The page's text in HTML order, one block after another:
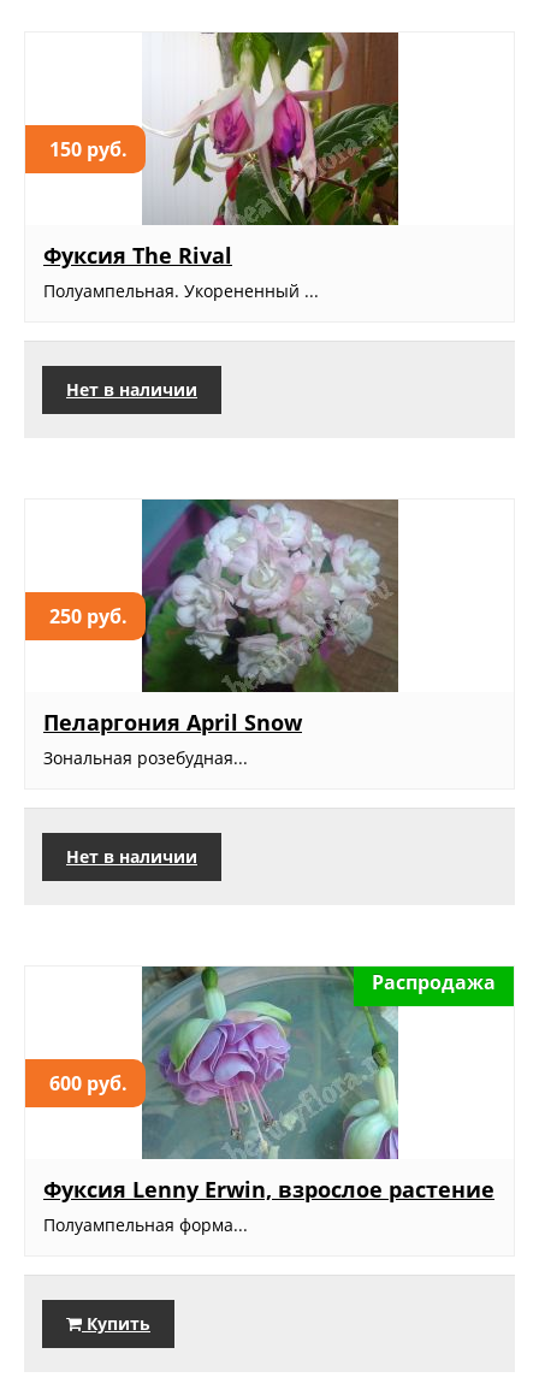
150 руб.
Фуксия The Rival
Полуампельная. Укорененный ...
Нет в наличии
250 руб.
Пеларгония April Snow
Зональная розебудная...
Нет в наличии
600 руб.
Распродажа
Фуксия Lenny Erwin, взрослое растение
Полуампельная форма...
Купить